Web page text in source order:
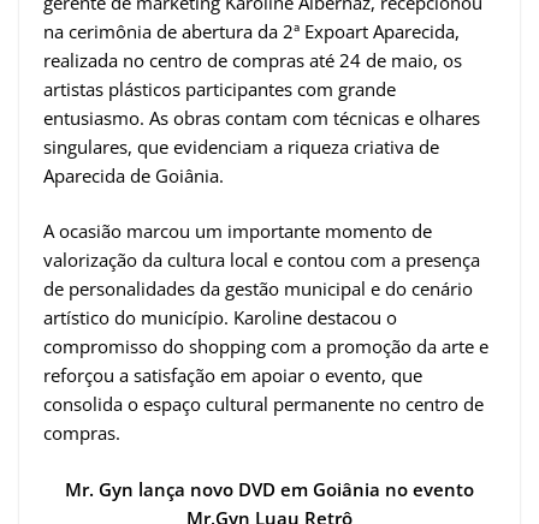
na cerimônia de abertura da 2ª Expoart Aparecida,
realizada no centro de compras até 24 de maio, os
artistas plásticos participantes com grande
entusiasmo. As obras contam com técnicas e olhares
singulares, que evidenciam a riqueza criativa de
Aparecida de Goiânia.
A ocasião marcou um importante momento de
valorização da cultura local e contou com a presença
de personalidades da gestão municipal e do cenário
artístico do município. Karoline destacou o
compromisso do shopping com a promoção da arte e
reforçou a satisfação em apoiar o evento, que
consolida o espaço cultural permanente no centro de
compras.
Mr. Gyn lança novo DVD em Goiânia no evento
Mr.Gyn Luau Retrô